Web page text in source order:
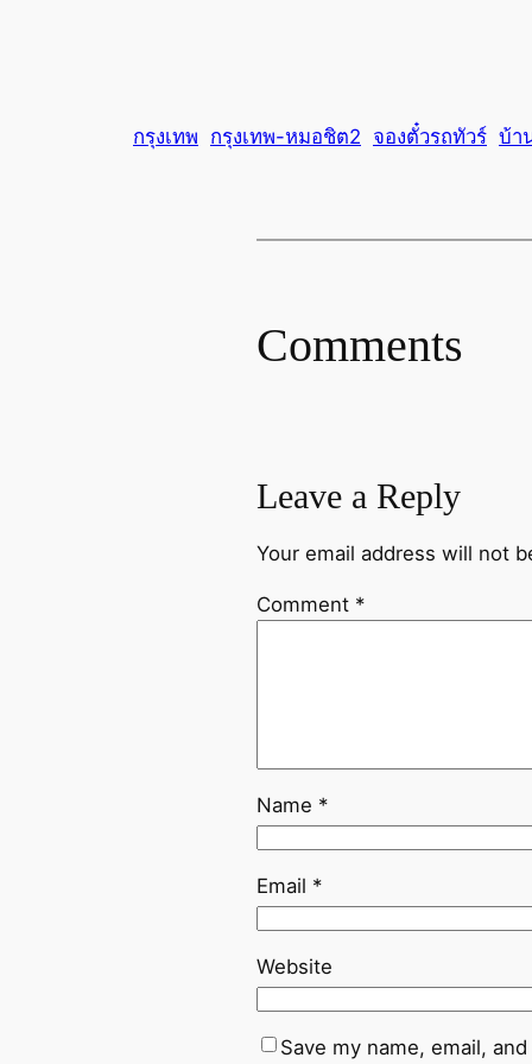
กรุงเทพ กรุงเทพ-หมอชิต2 จองตั๋วรถทัวร์ บ้า
Comments
Leave a Reply
Your email address will not
Comment *
Name *
Email *
Website
Save my name, email,